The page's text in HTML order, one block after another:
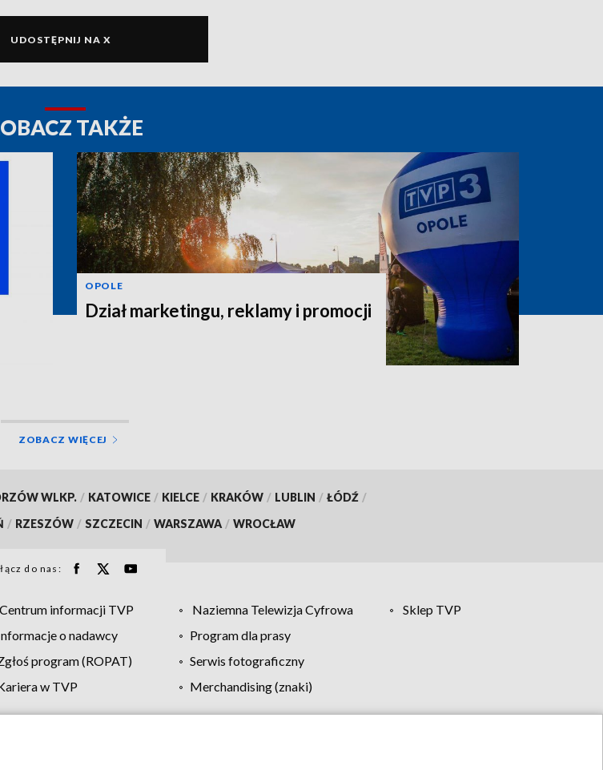
UDOSTĘPNIJ NA X
TAKŻE
OPOLE
Dział marketingu, reklamy i promocji
ZOBACZ WIĘCEJ
WLKP. / KATOWICE / KIELCE / KRAKÓW / LUBLIN / ŁÓDŹ /
/ RZESZÓW / SZCZECIN / WARSZAWA / WROCŁAW
do nas:
Centrum informacji TVP Naziemna Telewizja Cyfrowa
Sklep TVP
o nadawcy
Program dla prasy
program (ROPAT)
Serwis fotograficzny
w TVP
Merchandising (znaki)